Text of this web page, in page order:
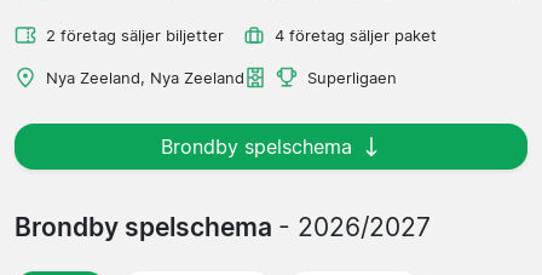
2 företag säljer biljetter 4 företag säljer paket
Nya Zeeland, Nya Zeeland Superligaen
Brondby spelschema
Brondby spelschema - 2026/2027